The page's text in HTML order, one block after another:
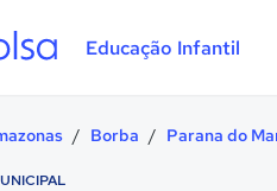
Educação Infantil
/ Borba / Parana do